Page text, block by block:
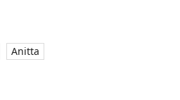
Anitta